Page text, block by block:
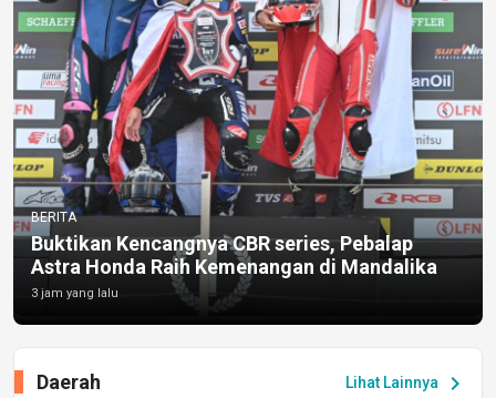
BERITA
Buktikan Kencangnya CBR series, Pebalap
Astra Honda Raih Kemenangan di Mandalika
3 jam yang lalu
Lihat Lainnya chevron_right
Daerah